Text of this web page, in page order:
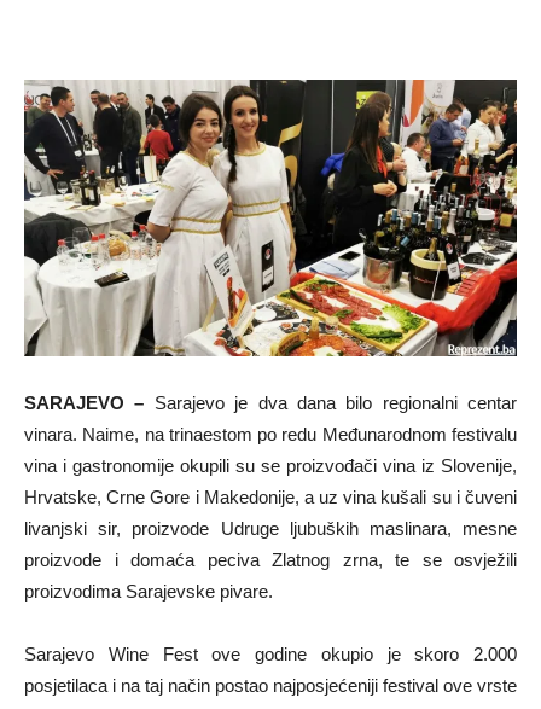
SARAJEVO – Sarajevo je dva dana bilo regionalni centar
vinara. Naime, na trinaestom po redu Međunarodnom festivalu
vina i gastronomije okupili su se proizvođači vina iz Slovenije,
Hrvatske, Crne Gore i Makedonije, a uz vina kušali su i čuveni
livanjski sir, proizvode Udruge ljubuških maslinara, mesne
proizvode i domaća peciva Zlatnog zrna, te se osvježili
proizvodima Sarajevske pivare.
Sarajevo Wine Fest ove godine okupio je skoro 2.000
posjetilaca i na taj način postao najposjećeniji festival ove vrste